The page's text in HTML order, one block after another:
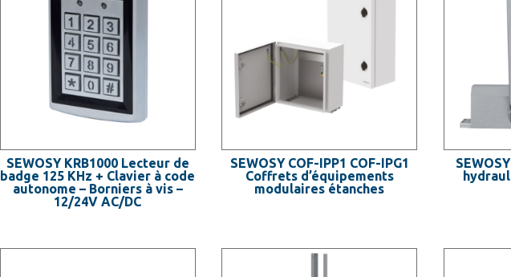
SEWOSY KRB1000 Lecteur de
badge 125 KHz + Clavier à code
autonome – Borniers à vis –
12/24V AC/DC
SEWOSY COF-IPP1 COF-IPG1
Coffrets d’équipements
modulaires étanches